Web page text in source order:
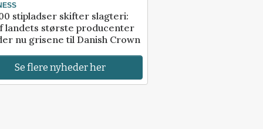
stipladser skifter slagteri:
landets største producenter
nu grisene til Danish Crown
Se flere nyheder her